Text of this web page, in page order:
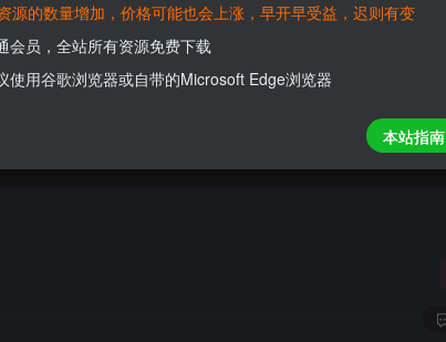
源的数量增加，价格可能也会上涨，早开早受益，迟则有变
会员，全站所有资源免费下载
使用谷歌浏览器或自带的Microsoft Edge浏览器
本站指南